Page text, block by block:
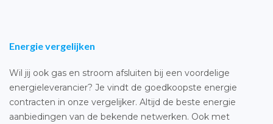
Energie vergelijken
Wil jij ook gas en stroom afsluiten bij een voordelige
energieleverancier? Je vindt de goedkoopste energie
contracten in onze vergelijker. Altijd de beste energie
aanbiedingen van de bekende netwerken. Ook met